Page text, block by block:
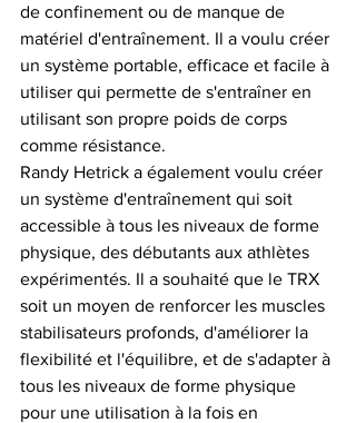
de confinement ou de manque de
matériel d'entraînement. Il a voulu créer
un système portable, efficace et facile à
utiliser qui permette de s'entraîner en
utilisant son propre poids de corps
comme résistance.
Randy Hetrick a également voulu créer
un système d'entraînement qui soit
accessible à tous les niveaux de forme
physique, des débutants aux athlètes
expérimentés. Il a souhaité que le TRX
soit un moyen de renforcer les muscles
stabilisateurs profonds, d'améliorer la
flexibilité et l'équilibre, et de s'adapter à
tous les niveaux de forme physique
pour une utilisation à la fois en